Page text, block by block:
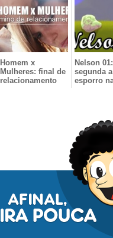
Homem x
Mulheres: final de
relacionamento
Nelson
segunda
esporro